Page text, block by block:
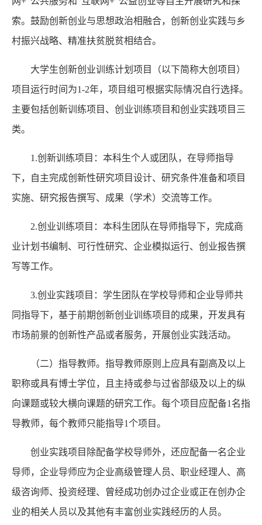
索。鼓励创新创业与思想政治相融合，创新创业实践与乡
村振兴战略、精准扶贫脱贫相结合。
大学生创新创业训练计划项目（以下简称大创项目）
项目运行时间为1-2年，项目组可根据实际情况自行选择。
主要包括创新训练项目、创业训练项目和创业实践项目三
类。
1.创新训练项目：本科生个人或团队，在导师指导
下，自主完成创新性研究项目设计、研究条件准备和项目
实施、研究报告撰写、成果（学术）交流等工作。
2.创业训练项目：本科生团队在导师指导下，完成商
业计划书编制、可行性研究、企业模拟运行、创业报告撰
写等工作。
3.创业实践项目：学生团队在学校导师和企业导师共
同指导下，基于前期创新创业训练项目的成果，开发具有
市场前景的创新性产品或者服务，开展创业实践活动。
（二）指导教师。指导教师原则上应具有副高及以上
职称或具有博士学位，且主持或参与过省部级及以上的纵
向课题或较大横向课题的研究工作。每个项目应配备1名指
导教师，每个教师只能指导1个项目。
创业实践项目除配备学校导师外，还应配备一名企业
导师，企业导师应为企业高级管理人员、职业经理人、高
级咨询师、投资经理、曾经成功创办过企业或正在创办企
业的相关人员以及其他有丰富创业实践经历的人员。